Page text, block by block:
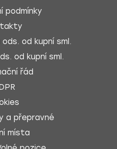
podmínky
od kupní sml.
od kupní sml.
řád
a přepravné
místa